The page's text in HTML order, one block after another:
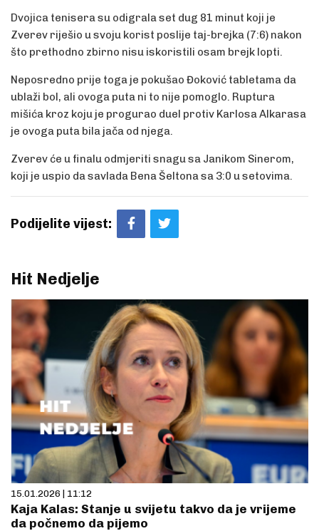
Dvojica tenisera su odigrala set dug 81 minut koji je
Zverev riješio u svoju korist poslije taj-brejka (7:6) nakon
što prethodno zbirno nisu iskoristili osam brejk lopti.
Neposredno prije toga je pokušao Đoković tabletama da
ublaži bol, ali ovoga puta ni to nije pomoglo. Ruptura
mišića kroz koju je progurao duel protiv Karlosa Alkarasa
je ovoga puta bila jača od njega.
Zverev će u finalu odmjeriti snagu sa Janikom Sinerom,
koji je uspio da savlada Bena Šeltona sa 3:0 u setovima.
Podijelite vijest:
Hit Nedjelje
15.01.2026 | 11:12
Kaja Kalas: Stanje u svijetu takvo da je vrijeme
da počnemo da pijemo